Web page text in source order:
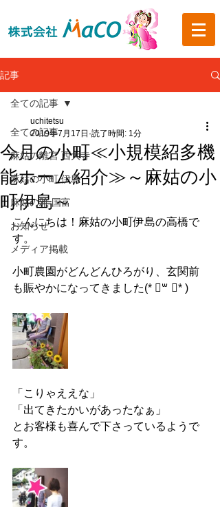
記事
全ての記事
麻姑の離宮 西大寺
麻姑の小町 伊島
麻姑の雅 国富
お知らせ
メディア掲載
全ての記事
今月の小町≪小規模紹多機
能ホーム紹介≫～麻姑の小
町伊島～
uchitetsu
2019年7月17日 読了時間: 1分
こんにちは！麻姑の小町伊島の高橋で
す。
小町農園がどんどんひろがり、玄関前
も賑やかになってきました(* ॑꒳ ॑* )
「こりゃええな」
「出てきたかいがあったなぁ」
とお客様も喜んで下さっているようで
す。